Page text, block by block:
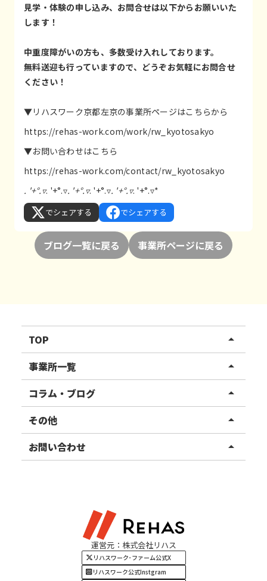
見学・体験の申し込み、お問合せは以下からお願いいた
します！
中重度障がいの方も、多数受け入れしております。
無料送迎も行っていますので、どうぞお気軽にお問合せ
ください！
▼リハスワーク京都左京の事業所ページはこちらから
https://rehas-work.com/work/rw_kyotosakyo
▼お問い合わせはこちら
https://rehas-work.com/contact/rw_kyotosakyo
. '+°.▿. '+°.▿. '+°.▿. '+°.▿. '+°.▿. '+°.▿*
でシェアする でシェアする
ブログ一覧に戻る 事業所ページに戻る
TOP arrow_drop_up
リハスワーク
リハスファーム
事業所一覧 arrow_drop_up
関東エリア
東北エリア
甲信越エリア
四国・九州エリア
コラム・ブログ arrow_drop_up
事業所ブログ
ご利用者様の声
その他 arrow_drop_up
お知らせ
お問い合わせ arrow_drop_up
運営元：株式会社リハス
リハスワーク･ファーム公式X
リハスワーク公式Instgram